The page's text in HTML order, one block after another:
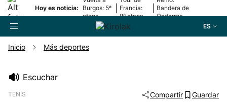
Hoy es noticia:
Burgos: 5ª
etapa
Francia:
8ª etapa
Bandera de
Ondarroa
ES
Inicio Más deportes
Escuchar
TENIS Compartir Guardar